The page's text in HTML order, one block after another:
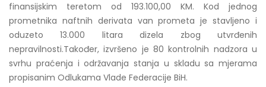
finansijskim teretom od 193.100,00 KM. Kod jednog
prometnika naftnih derivata van prometa je stavljeno i
oduzeto 13.000 litara dizela zbog utvrđenih
nepravilnosti.Također, izvršeno je 80 kontrolnih nadzora u
svrhu praćenja i održavanja stanja u skladu sa mjerama
propisanim Odlukama Vlade Federacije BiH.